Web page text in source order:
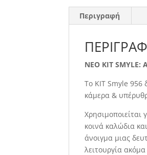
Περιγραφή
ΝΕΟ ΚΙΤ SMYLE:
Το ΚΙΤ Smyle 956
κάμερα &
κοινά καλώδια
άνοιγμα μιας
λειτουργία